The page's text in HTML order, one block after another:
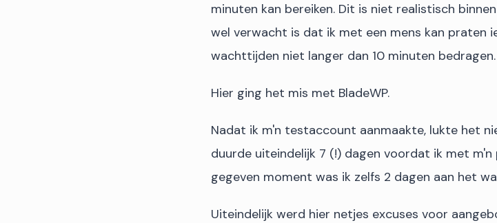
minuten kan bereiken. Dit is niet realistisch
wel verwacht is dat ik met een mens kan praten
wachttijden niet langer dan 10 minuten bedragen.
Hier ging het mis met BladeWP.
Nadat ik m'n testaccount aanmaakte, lukte het
duurde uiteindelijk 7 (!) dagen voordat ik met m'n
gegeven moment was ik zelfs 2 dagen aan het
Uiteindelijk werd hier netjes excuses voor